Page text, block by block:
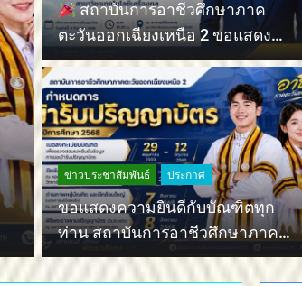
ข่าวประชาสัมพันธ์ ประกาศ 2 สัปดาห์
สถาบันการอา
ตะวันออกเฉียงเห
ความยินดี
สถาบันการอาชีวศ…
สถาบันการอาชีวศึกษาภาค
ตะวันออกเฉียงเหนือ 2 ขอแสดง
ความยินดี
ข่าวประชาสัมพันธ์ ประกาศ
ขอแสดงความยินดีกับบัณฑิตทุก
ท่าน สถาบันการอาชีวศึกษาภาค
ตะวันออกเฉียงเหนือ 2